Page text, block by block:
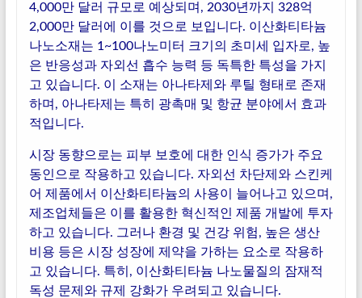
4,000만 달러 규모로 예상되며, 2030년까지 328억
2,000만 달러에 이를 것으로 보입니다. 이산화티타늄
나노소재는 1~100나노미터 크기의 초미세 입자로, 높
은 반응성과 자외선 흡수 능력 등 독특한 특성을 가지
고 있습니다. 이 소재는 아나타제와 루틸 형태로 존재
하며, 아나타제는 특히 광촉매 및 항균 분야에서 효과
적입니다.
시장 동향으로는 피부 보호에 대한 인식 증가가 주요
동인으로 작용하고 있습니다. 자외선 차단제와 스킨케
어 제품에서 이산화티타늄의 사용이 늘어나고 있으며,
제조업체들은 이를 활용한 혁신적인 제품 개발에 투자
하고 있습니다. 그러나 환경 및 건강 위험, 높은 생산
비용 등은 시장 성장에 제약을 가하는 요소로 작용하
고 있습니다. 특히, 이산화티타늄 나노물질의 잠재적
독성 문제와 규제 강화가 우려되고 있습니다.